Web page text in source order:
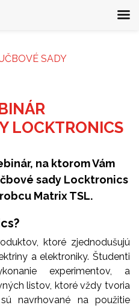
SADY
LOCKTRONICS
na ktorom Vám
sady Locktronics
Matrix TSL.
ktoré zjednodušujú
a elektroniky. Študenti
experimentov, a
listov, ktoré vždy tvoria
navrhované na použitie